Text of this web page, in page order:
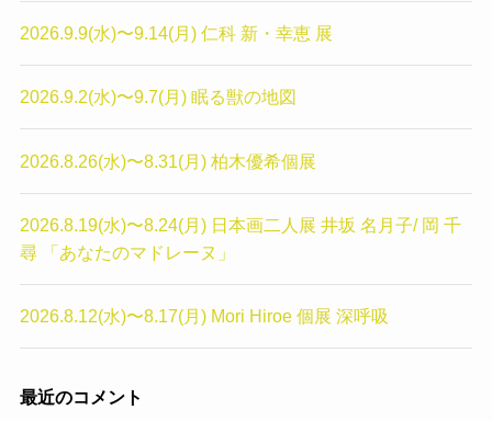
2026.9.9(水)〜9.14(月) 仁科 新・幸恵 展
2026.9.2(水)〜9.7(月) 眠る獣の地図
2026.8.26(水)〜8.31(月) 柏木優希個展
2026.8.19(水)〜8.24(月) 日本画二人展 井坂 名月子/ 岡 千
尋 「あなたのマドレーヌ」
2026.8.12(水)〜8.17(月) Mori Hiroe 個展 深呼吸
最近のコメント